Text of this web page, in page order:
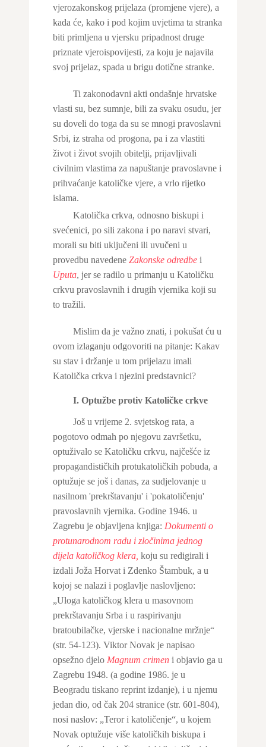
vjerozakonskog prijelaza (promjene vjere), a
kada će, kako i pod kojim uvjetima ta stranka
biti primljena u vjersku pripadnost druge
priznate vjeroispovijesti, za koju je najavila
svoj prijelaz, spada u brigu dotične stranke.
Ti zakonodavni akti ondašnje hrvatske
vlasti su, bez sumnje, bili za svaku osudu, jer
su doveli do toga da su se mnogi pravoslavni
Srbi, iz straha od progona, pa i za vlastiti
život i život svojih obitelji, prijavljivali
civilnim vlastima za napuštanje pravoslavne i
prihvaćanje katoličke vjere, a vrlo rijetko
islama.
Katolička crkva, odnosno biskupi i
svećenici, po sili zakona i po naravi stvari,
morali su biti uključeni ili uvučeni u
provedbu navedene Zakonske odredbei
Uputa, jer se radilo u primanju u Katoličku
crkvu pravoslavnih i drugih vjernika koji su
to tražili.
Mislim da je važno znati, i pokušat ću u
ovom izlaganju odgovoriti na pitanje: Kakav
su stav i držanje u tom prijelazu imali
Katolička crkva i njezini predstavnici?
I. Optužbe protiv Katoličke crkve
Još u vrijeme 2. svjetskog rata, a
pogotovo odmah po njegovu završetku,
optuživalo se Katoličku crkvu, najčešće iz
propagandističkih protukatoličkih pobuda, a
optužuje se još i danas, za sudjelovanje u
nasilnom 'prekrštavanju' i 'pokatoličenju'
pravoslavnih vjernika. Godine 1946. u
Zagrebu je objavljena knjiga: Dokumenti o
protunarodnom radu i zločinima jednog
dijela katoličkog klera, koju su redigirali i
izdali Joža Horvat i Zdenko Štambuk, a u
kojoj se nalazi i poglavlje naslovljeno:
„Uloga katoličkog klera u masovnom
prekrštavanju Srba i u raspirivanju
bratoubilačke, vjerske i nacionalne mržnje“
(str. 54-123). Viktor Novak je napisao
opsežno djelo Magnum crimeni objavio ga u
Zagrebu 1948. (a godine 1986. je u
Beogradu tiskano reprint izdanje), i u njemu
jedan dio, od čak 204 stranice (str. 601-804),
nosi naslov: „Teror i katoličenje“, u kojem
Novak optužuje više katoličkih biskupa i